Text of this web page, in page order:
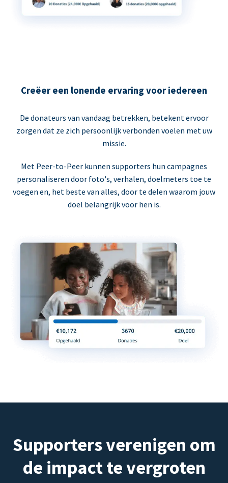
Creëer een lonende ervaring voor iedereen
De donateurs van vandaag betrekken, betekent ervoor
zorgen dat ze zich persoonlijk verbonden voelen met uw
missie.
Met Peer-to-Peer kunnen supporters hun campagnes
personaliseren door foto's, verhalen, doelmeters toe te
voegen en, het beste van alles, door te delen waarom jouw
doel belangrijk voor hen is.
Supporters verenigen om
de impact te vergroten